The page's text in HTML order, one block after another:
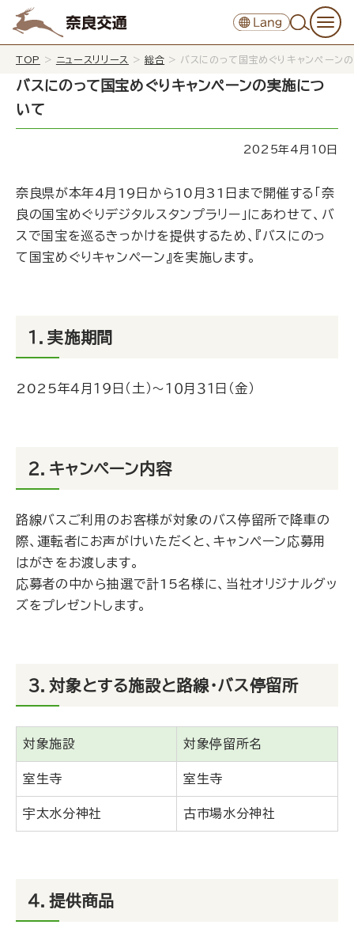
TOP > ニュースリリース > 総合 > バスにのって国宝めぐりキャンペーン
バスにのって国宝めぐりキャンペーンの実施につ
いて
2025年4月10日
奈良県が本年4月19日から10月31日まで開催する「奈
良の国宝めぐりデジタルスタンプラリー」にあわせて、バ
スで国宝を巡るきっかけを提供するため、『バスにのっ
て国宝めぐりキャンペーン』を実施します。
１．実施期間
2025年４月１９日（土）～１０月３１日（金）
２．キャンペーン内容
路線バスご利用のお客様が対象のバス停留所で降車の
際、運転者にお声がけいただくと、キャンペーン応募用
はがきをお渡します。
応募者の中から抽選で計15名様に、当社オリジナルグッ
ズをプレゼントします。
３．対象とする施設と路線・バス停留所
対象施設 対象停留所名
室生寺 室生寺
宇太水分神社 古市場水分神社
４．提供商品